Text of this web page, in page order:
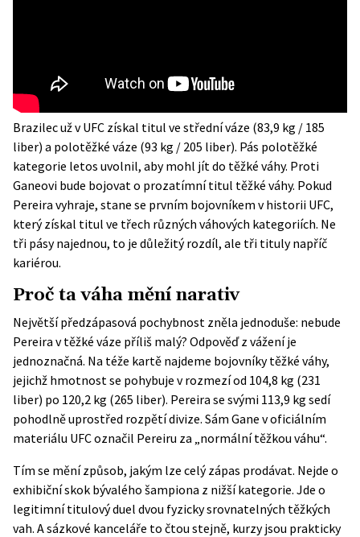
Brazilec už v UFC získal titul ve střední váze (83,9 kg / 185
liber) a polotěžké váze (93 kg / 205 liber). Pás polotěžké
kategorie letos uvolnil, aby mohl jít do těžké váhy. Proti
Ganeovi bude bojovat o prozatímní titul těžké váhy. Pokud
Pereira vyhraje, stane se prvním bojovníkem v historii UFC,
který získal titul ve třech různých váhových kategoriích. Ne
tři pásy najednou, to je důležitý rozdíl, ale tři tituly napříč
kariérou.
Proč ta váha mění narativ
Největší předzápasová pochybnost zněla jednoduše: nebude
Pereira v těžké váze příliš malý? Odpověď z vážení je
jednoznačná. Na téže kartě najdeme bojovníky těžké váhy,
jejichž hmotnost se pohybuje v rozmezí od 104,8 kg (231
liber) po 120,2 kg (265 liber). Pereira se svými 113,9 kg sedí
pohodlně uprostřed rozpětí divize. Sám Gane v oficiálním
materiálu UFC označil Pereiru za „normální těžkou váhu“.
Tím se mění způsob, jakým lze celý zápas prodávat. Nejde o
exhibiční skok bývalého šampiona z nižší kategorie. Jde o
legitimní titulový duel dvou fyzicky srovnatelných těžkých
vah. A sázkové kanceláře to čtou stejně, kurzy jsou prakticky